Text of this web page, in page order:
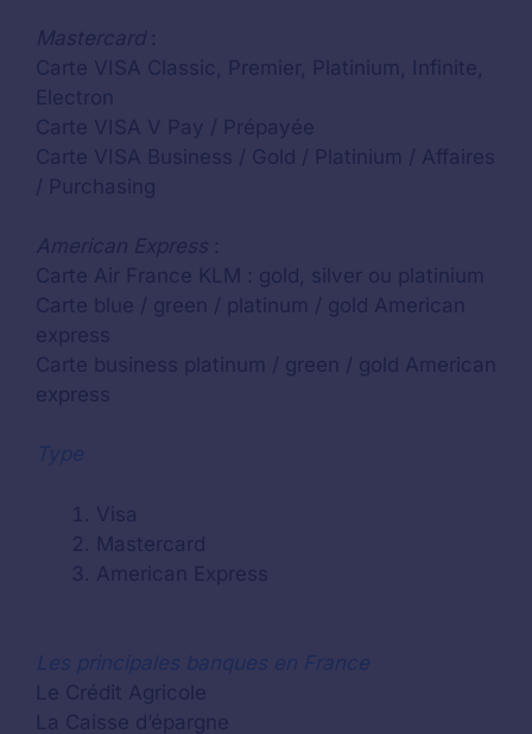
Mastercard:
Carte VISA Classic, Premier, Platinium, Infinite,
Electron
Carte VISA V Pay / Prépayée
Carte VISA Business / Gold / Platinium / Affaires
/ Purchasing
American Express :
Carte Air France KLM : gold, silver ou platinium
Carte blue / green / platinum / gold American
express
Carte business platinum / green / gold American
express
Type
Visa
Mastercard
American Express
Les principales banques en France
Le Crédit Agricole
La Caisse d’épargne